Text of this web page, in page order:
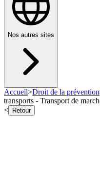
Nos autres sites
Accueil>Droit de la prévention
transports - Transport de
<
Retour